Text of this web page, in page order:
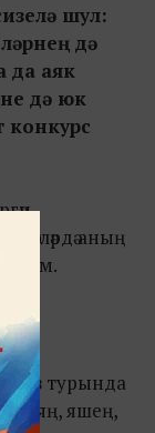
шул:
дә
да аяк
дә юк
конкурс
аның
яз турында
яшең,